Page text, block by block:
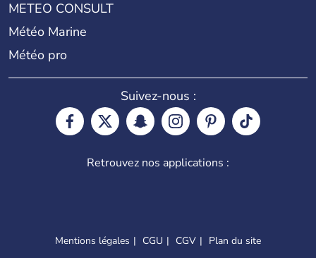
METEO CONSULT
Météo Marine
Météo pro
Suivez-nous :
Retrouvez nos applications :
Mentions légales CGU CGV
Plan du site